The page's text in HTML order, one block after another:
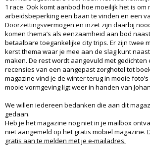
1 race. Ook komt aanbod hoe moeilijk het is om
arbeidsbeperking een baan te vinden en een
Doorzettingsvermogen en inzet zijn daarbij
komen thema’s als eenzaamheid aan bod
betaalbare toegankelijke city trips. Er zijn twee
kerst thema waar je mee aan de slag kunt
maken. De rest wordt aangevuld met
recensies van een aangepast zorghotel tot
magazine vind je de winter terug in mooie
mooie vormgeving ligt weer in handen van
We willen iedereen bedanken die aan dit
gedaan.
Heb je het magazine nog niet in je mailbox
niet aangemeld op het gratis mobiel magazine.
gratis aan te melden met je e-mailadres.